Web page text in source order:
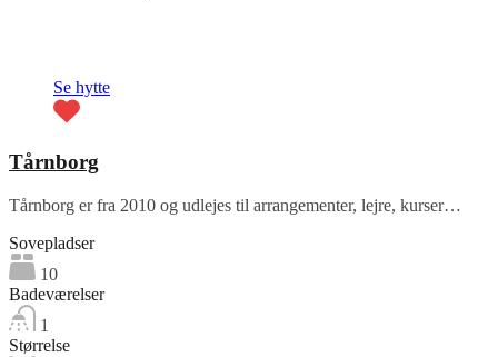
Se hytte
Tårnborg
Tårnborg er fra 2010 og udlejes til arrangementer, lejre, kurser…
Sovepladser
10
Badeværelser
1
Størrelse